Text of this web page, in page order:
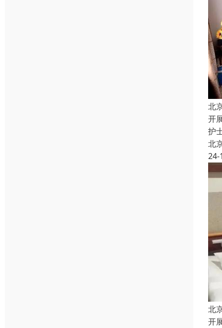
北
开
护
北
24-
北
开